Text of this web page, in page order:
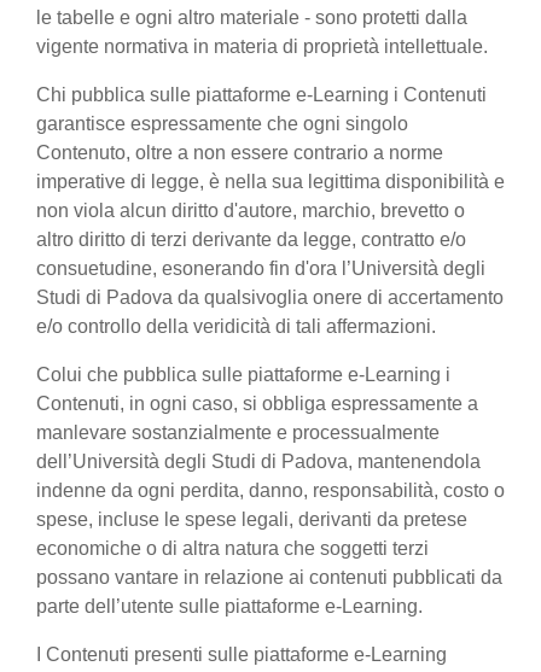
le tabelle e ogni altro materiale - sono protetti dalla
vigente normativa in materia di proprietà intellettuale.
Chi pubblica sulle piattaforme e-Learning i Contenuti
garantisce espressamente che ogni singolo
Contenuto, oltre a non essere contrario a norme
imperative di legge, è nella sua legittima disponibilità e
non viola alcun diritto d'autore, marchio, brevetto o
altro diritto di terzi derivante da legge, contratto e/o
consuetudine, esonerando fin d'ora l’Università degli
Studi di Padova da qualsivoglia onere di accertamento
e/o controllo della veridicità di tali affermazioni.
Colui che pubblica sulle piattaforme e-Learning i
Contenuti, in ogni caso, si obbliga espressamente a
manlevare sostanzialmente e processualmente
dell’Università degli Studi di Padova, mantenendola
indenne da ogni perdita, danno, responsabilità, costo o
spese, incluse le spese legali, derivanti da pretese
economiche o di altra natura che soggetti terzi
possano vantare in relazione ai contenuti pubblicati da
parte dell’utente sulle piattaforme e-Learning.
I Contenuti presenti sulle piattaforme e-Learning